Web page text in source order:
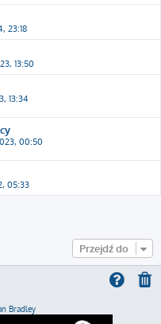
23:18
13:50
13:34
00:50
05:33
Przejdź do
Bradley